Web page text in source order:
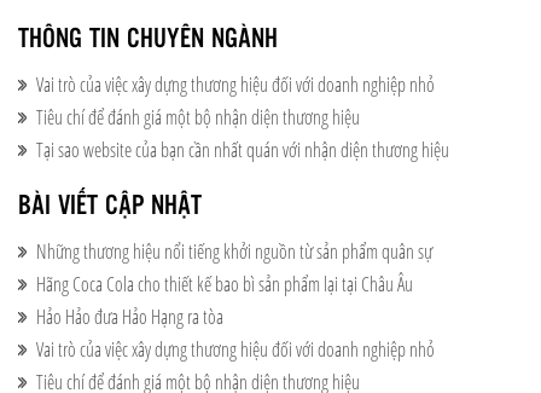
THÔNG TIN CHUYÊN NGÀNH
Vai trò của việc xây dựng thương hiệu đối với doanh nghiệp nhỏ
Tiêu chí để đánh giá một bộ nhận diện thương hiệu
Tại sao website của bạn cần nhất quán với nhận diện thương hiệu
BÀI VIẾT CẬP NHẬT
Những thương hiệu nổi tiếng khởi nguồn từ sản phẩm quân sự
Hãng Coca Cola cho thiết kế bao bì sản phẩm lại tại Châu Âu
Hảo Hảo đưa Hảo Hạng ra tòa
Vai trò của việc xây dựng thương hiệu đối với doanh nghiệp nhỏ
Tiêu chí để đánh giá một bộ nhận diện thương hiệu